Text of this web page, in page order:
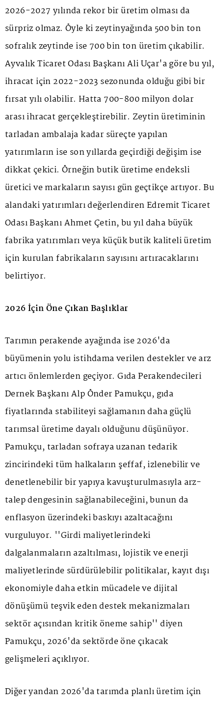
2026-2027 yılında rekor bir üretim olması da
sürpriz olmaz. Öyle ki zeytinyağında 500 bin ton
sofralık zeytinde ise 700 bin ton üretim çıkabilir.
Ayvalık Ticaret Odası Başkanı Ali Uçar'a göre bu yıl,
ihracat için 2022-2023 sezonunda olduğu gibi bir
fırsat yılı olabilir. Hatta 700-800 milyon dolar
arası ihracat gerçekleştirebilir. Zeytin üretiminin
tarladan ambalaja kadar süreçte yapılan
yatırımların ise son yıllarda geçirdiği değişim ise
dikkat çekici. Örneğin butik üretime endeksli
üretici ve markaların sayısı gün geçtikçe artıyor. Bu
alandaki yatırımları değerlendiren Edremit Ticaret
Odası Başkanı Ahmet Çetin, bu yıl daha büyük
fabrika yatırımları veya küçük butik kaliteli üretim
için kurulan fabrikaların sayısını artıracaklarını
belirtiyor.
2026 İçin Öne Çıkan Başlıklar
Tarımın perakende ayağında ise 2026'da
büyümenin yolu istihdama verilen destekler ve arz
artıcı önlemlerden geçiyor. Gıda Perakendecileri
Dernek Başkanı Alp Önder Pamukçu, gıda
fiyatlarında stabiliteyi sağlamanın daha güçlü
tarımsal üretime dayalı olduğunu düşünüyor.
Pamukçu, tarladan sofraya uzanan tedarik
zincirindeki tüm halkaların şeffaf, izlenebilir ve
denetlenebilir bir yapıya kavuşturulmasıyla arz-
talep dengesinin sağlanabileceğini, bunun da
enflasyon üzerindeki baskıyı azaltacağını
vurguluyor. ''Girdi maliyetlerindeki
dalgalanmaların azaltılması, lojistik ve enerji
maliyetlerinde sürdürülebilir politikalar, kayıt dışı
ekonomiyle daha etkin mücadele ve dijital
dönüşümü teşvik eden destek mekanizmaları
sektör açısından kritik öneme sahip'' diyen
Pamukçu, 2026'da sektörde öne çıkacak
gelişmeleri açıklıyor.
Diğer yandan 2026'da tarımda planlı üretim için